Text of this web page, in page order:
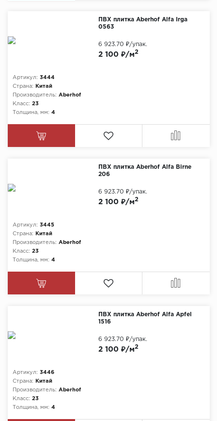
ПВХ плитка Aberhof Alfa Irga
0563
Артикул: 3444
Страна:
Китай
Производитель: Aberhof
Класс: 23
Толщина, мм: 4
2 100 ₽/м2
6 923.70 ₽/упак.
ПВХ плитка Aberhof Alfa Birne
206
Артикул: 3445
Страна:
Китай
Производитель: Aberhof
Класс: 23
Толщина, мм: 4
2 100 ₽/м2
6 923.70 ₽/упак.
ПВХ плитка Aberhof Alfa Apfel
1516
Артикул: 3446
Страна:
Китай
Производитель: Aberhof
Класс: 23
Толщина, мм: 4
2 100 ₽/м2
6 923.70 ₽/упак.